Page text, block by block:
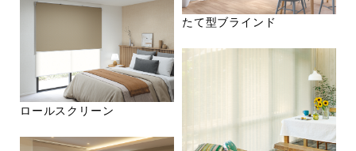
ロールスクリーン
たて型ブラインド